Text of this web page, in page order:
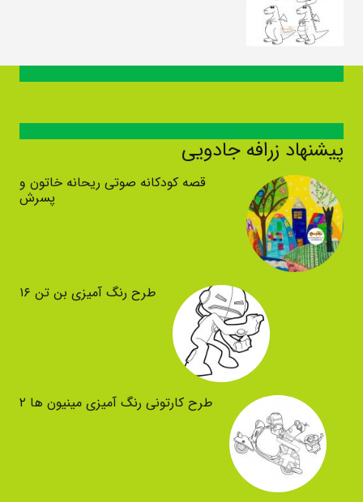
پیشنهاد زرافه جادویی
قصه کودکانه صوتی ریحانه خاتون و
پسرش
طرح رنگ آمیزی بن تن ۱۶
طرح کارتونی رنگ آمیزی مینیون ها ۲